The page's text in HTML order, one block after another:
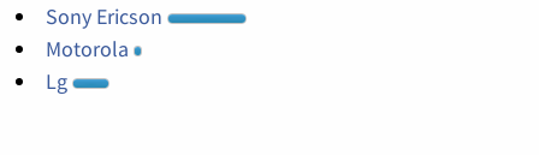
Sony Ericson
Motorola
Lg